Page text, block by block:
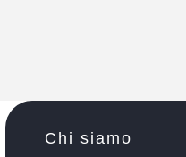
Chi siamo